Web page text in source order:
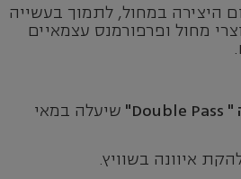
היצירה במחול, לתמוך בעשייה
מחול ופרפורמנס עצמאיים
"
Double Pass
" שיעלה במאי
איוונה בשוויץ.